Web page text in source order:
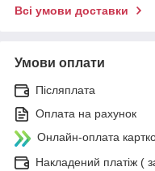
Всі умови доставки
Умови оплати
Післяплата
Оплата на рахунок
Онлайн-оплата
Накладений платіж (